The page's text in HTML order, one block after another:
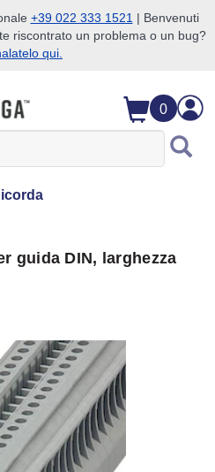
+39 022 333 1521 | Benvenuti
riscontrato un problema o un bug?
qui.
0
guida DIN, larghezza